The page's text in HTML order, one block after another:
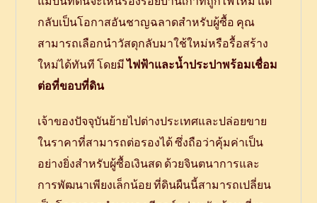
กลับเป็นโอกาสอันชาญฉลาดสำหรับผู้ซื้อ คุณ
สามารถเลือกนำวัสดุกลับมาใช้ใหม่หรือรื้อสร้าง
ใหม่ได้ทันที โดยมีไฟฟ้าและน้ำประปาพร้อมเชื่อม
ต่อที่ขอบที่ดิน
เจ้าของปัจจุบันย้ายไปต่างประเทศและปล่อยขาย
ในราคาที่สามารถต่อรองได้ ซึ่งถือว่าคุ้มค่าเป็น
อย่างยิ่งสำหรับผู้ซื้อเงินสด ด้วยจินตนาการและ
การพัฒนาเพียงเล็กน้อย ที่ดินผืนนี้สามารถเปลี่ยน